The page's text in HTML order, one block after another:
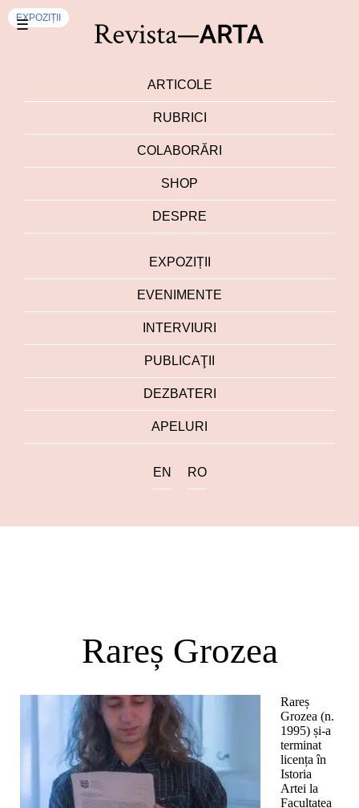
☰
ARTICOLE
RUBRICI
COLABORĂRI
SHOP
DESPRE
EXPOZIȚII
EVENIMENTE
INTERVIURI
PUBLICAŢII
DEZBATERI
APELURI
EN RO
Rareș Grozea
Rareș
Grozea (n.
1995) și-a
terminat
licența în
Istoria
Artei la
Facultatea
EXPOZIȚII